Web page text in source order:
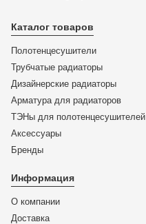
Каталог товаров
Полотенцесушители
Трубчатые радиаторы
Дизайнерские радиаторы
Арматура для радиаторов
ТЭНы для полотенцесушителей
Аксессуары
Бренды
Информация
О компании
Доставка